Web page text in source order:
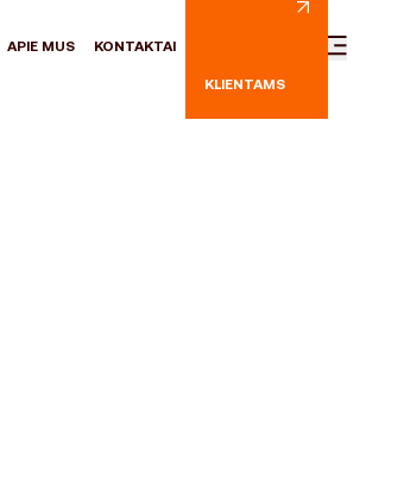
APIE MUS KONTAKTAI
KLIENTAMS